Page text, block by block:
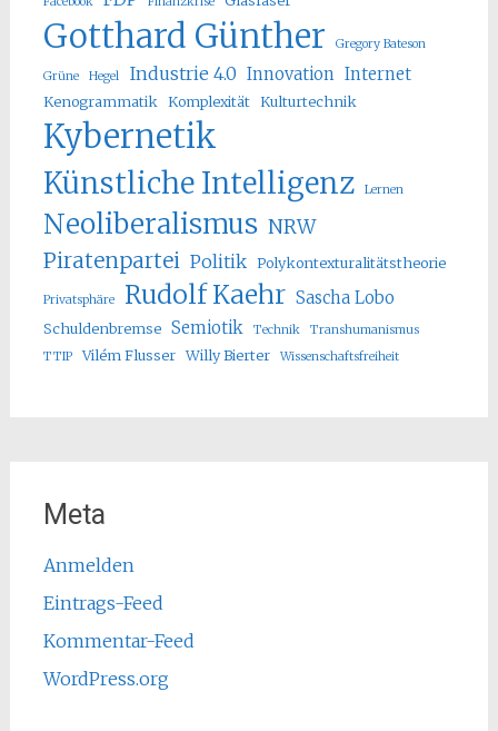
Gotthard Günther Gregory Bateson
Grüne Hegel Industrie 4.0 Innovation Internet
Kenogrammatik Komplexität Kulturtechnik
Kybernetik
Künstliche Intelligenz Lernen
Neoliberalismus NRW
Piratenpartei Politik Polykontexturalitätstheorie
Privatsphäre Rudolf Kaehr Sascha Lobo
Schuldenbremse Semiotik Technik
Transhumanismus
TTIP
Vilém Flusser Willy Bierter Wissenschaftsfreiheit
Meta
Anmelden
Eintrags-Feed
Kommentar-Feed
WordPress.org